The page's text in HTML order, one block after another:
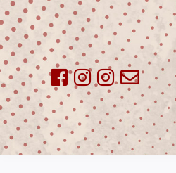
Skip
to
content